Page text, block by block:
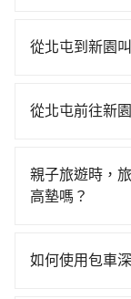
站後，步行進
待車站前排班
人花費為1,120
收費，看乘客
車，不僅每人
時不需要閉目
$115~205承租
將eTag和可能
額外的汽車保
是沒有較大的
從北屯到新園
灣大車隊、
照里程跳錶計
約tripool可省高
加上台中市有
從北屯前往新
繫好安全帶，
安全帶，則需
如有新生兒需
親子旅遊時，
高墊嗎？
童座椅。每趟
如何使用包車